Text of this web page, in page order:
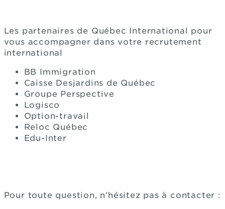
Les partenaires de Québec International pour
vous accompagner dans votre recrutement
international
BB Immigration
Caisse Desjardins de Québec
Groupe Perspective
Logisco
Option-travail
Reloc Québec
Edu-Inter
Pour toute question, n’hésitez pas à contacter :